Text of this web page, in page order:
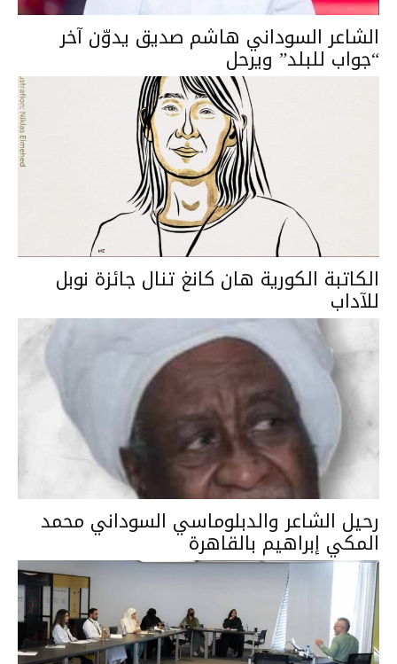
الشاعر السوداني هاشم صديق يدوّن آخر
“جواب للبلد” ويرحل
الكاتبة الكورية هان كانغ تنال جائزة نوبل
للآداب
رحيل الشاعر والدبلوماسي السوداني محمد
المكي إبراهيم بالقاهرة